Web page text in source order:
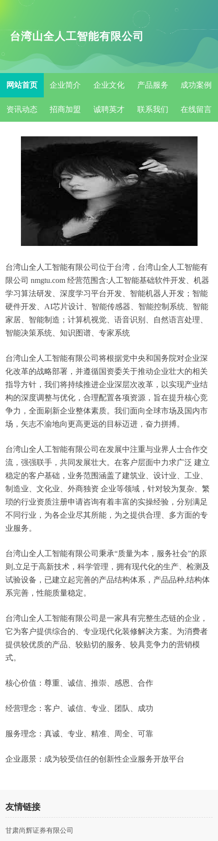
台湾山全人工智能有限公司
网站首页 企业简介 企业文化 产品服务 成功案例
资讯动态 招商加盟 诚聘英才 联系我们 在线留言
台湾山全人工智能有限公司位于台湾，台湾山全人工智能有
限公司 nmgtu.com 经营范围含:人工智能基础软件开发、机器
学习算法研发、深度学习平台开发、智能机器人开发；智能
硬件开发、AI芯片设计、智能传感器、智能控制系统、智能
家居、智能制造；计算机视觉、语音识别、自然语言处理、
智能决策系统、知识图谱、专家系统
台湾山全人工智能有限公司将根据党中央和国务院对企业深
化改革的战略部署，并遵循国资委关于推动企业壮大的相关
指导方针，我们将持续推进企业深层次改革，以实现产业结
构的深度调整与优化，合理配置各项资源，旨在提升核心竞
争力，全面刷新企业整体素质。我们面向全球市场及国内市
场，矢志不渝地向更高更远的目标迈进，奋力拼搏。
台湾山全人工智能有限公司在发展中注重与业界人士合作交
流，强强联手，共同发展壮大。在客户层面中力求广泛 建立
稳定的客户基础，业务范围涵盖了建筑业、设计业、工业、
制造业、文化业、外商独资 企业等领域，针对较为复杂、繁
琐的行业资质注册申请咨询有着丰富的实操经验，分别满足
不同行业，为各企业尽其所能，为之提供合理、多方面的专
业服务。
台湾山全人工智能有限公司秉承“质量为本，服务社会”的原
则,立足于高新技术，科学管理，拥有现代化的生产、检测及
试验设备，已建立起完善的产品结构体系，产品品种,结构体
系完善，性能质量稳定。
台湾山全人工智能有限公司是一家具有完整生态链的企业，
它为客户提供综合的、专业现代化装修解决方案。为消费者
提供较优质的产品、较贴切的服务、较具竞争力的营销模
式。
核心价值：尊重、诚信、推崇、感恩、合作
经营理念：客户、诚信、专业、团队、成功
服务理念：真诚、专业、精准、周全、可靠
企业愿景：成为较受信任的创新性企业服务开放平台
友情链接
甘肃尚辉证券有限公司